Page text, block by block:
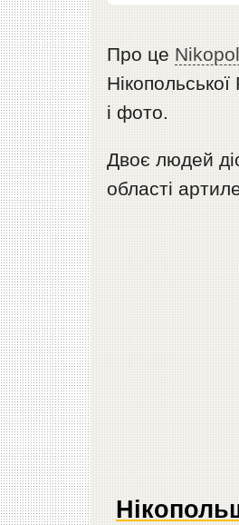
Про це
і фото.
Двоє людей
області